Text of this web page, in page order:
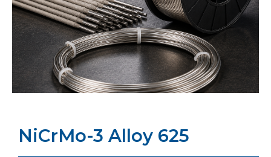
NiCrMo-3 Alloy 625